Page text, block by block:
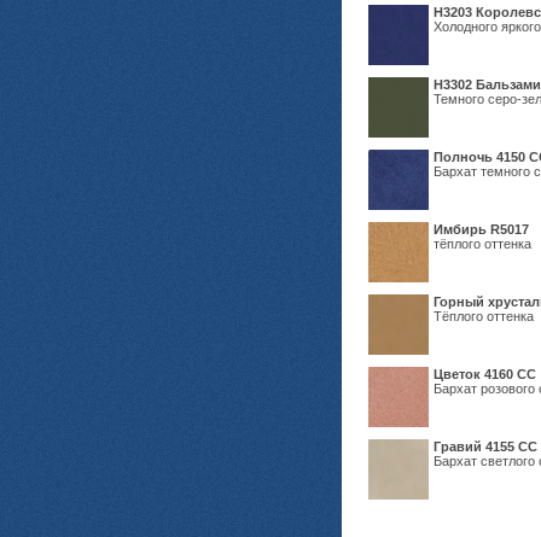
Н3203
Холодного
Н3302
Темного серо-
Полночь 4150
Бархат темного
Имбирь R5017
тёплого оттенка
Горный
Тёплого оттенка
Цветок 4160 СС
Бархат розового
Гравий 4155 СС
Бархат светлого